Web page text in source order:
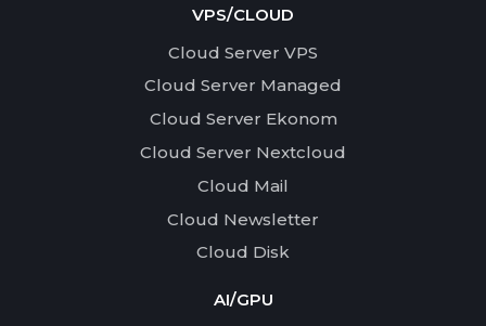
VPS/CLOUD
Cloud Server VPS
Cloud Server Managed
Cloud Server Ekonom
Cloud Server Nextcloud
Cloud Mail
Cloud Newsletter
Cloud Disk
AI/GPU